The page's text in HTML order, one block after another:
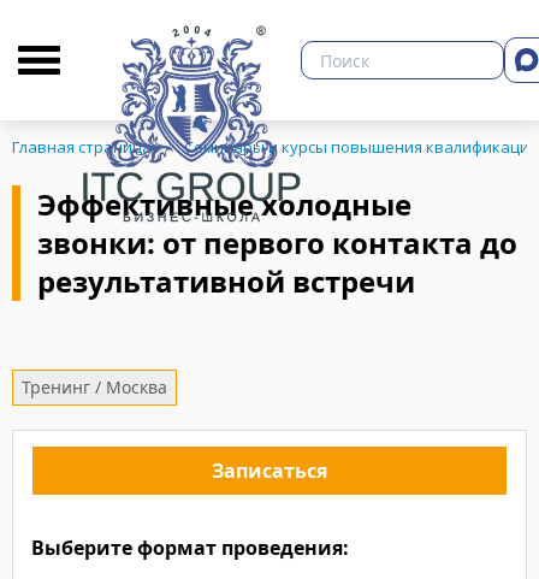
О бизнес-школе Библиотека
Главная страница Семинары и курсы повышения квалификации
Эффективные холодные
звонки: от первого контакта до
результативной встречи
Тренинг / Москва
Записаться
Выберите формат проведения: